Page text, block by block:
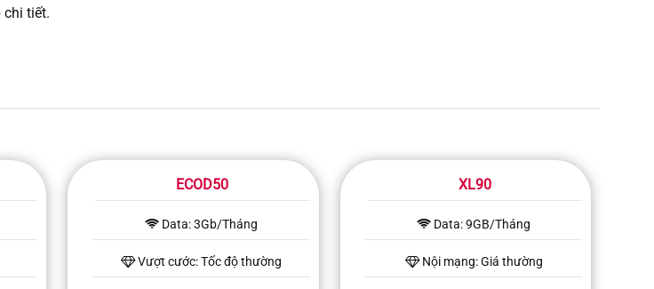
chi tiết.
ECOD50
Data: 3Gb/Tháng
Vượt cước: Tốc độ thường
XL90
Data: 9GB/Tháng
Nội mạng: Giá thường